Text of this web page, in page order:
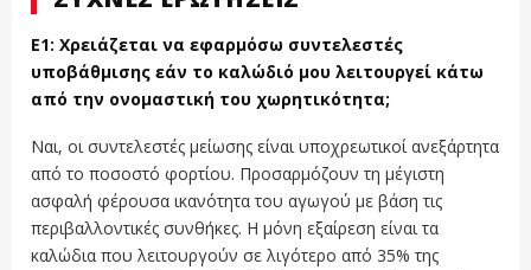
Ε1: Χρειάζεται να εφαρμόσω συντελεστές
υποβάθμισης εάν το καλώδιό μου λειτουργεί κάτω
από την ονομαστική του χωρητικότητα;
Ναι, οι συντελεστές μείωσης είναι υποχρεωτικοί ανεξάρτητα
από το ποσοστό φορτίου. Προσαρμόζουν τη μέγιστη
ασφαλή φέρουσα ικανότητα του αγωγού με βάση τις
περιβαλλοντικές συνθήκες. Η μόνη εξαίρεση είναι τα
καλώδια που λειτουργούν σε λιγότερο από 35% της